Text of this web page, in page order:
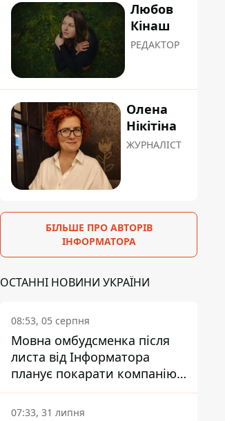
Любов
Кінаш
РЕДАКТОР
Олена
Нікітіна
ЖУРНАЛІСТ
БІЛЬШЕ ПРО АВТОРІВ
ІНФОРМАТОРА
ОСТАННІ НОВИНИ УКРАЇНИ
08:53, 05 серпня
Мовна омбудсменка після
листа від Інформатора
планує покарати компанію-
підрядника ПриватБанку
07:33, 31 липня